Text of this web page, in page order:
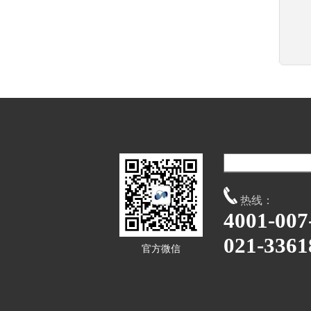
官方微信
热线：
4001-
021-